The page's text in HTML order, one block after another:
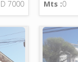
7000 Mts :0